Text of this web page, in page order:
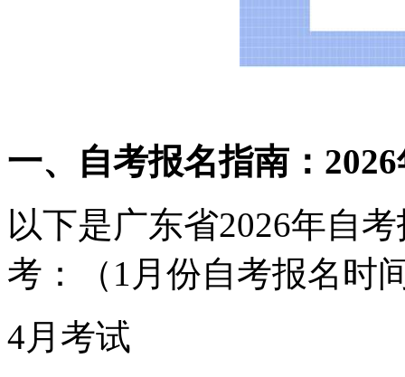
一、自考报名指南：
以下是广东省2026年自
考：（1月份自考报名时
4月考试